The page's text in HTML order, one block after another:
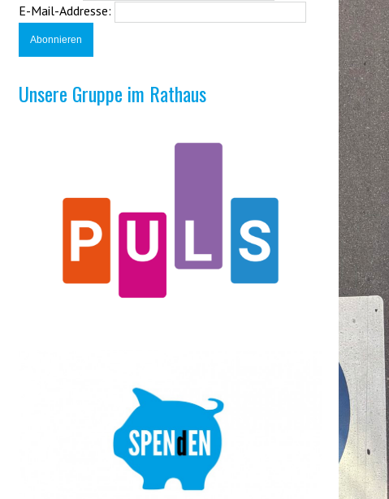
E-Mail-Addresse:
Unsere Gruppe im Rathaus